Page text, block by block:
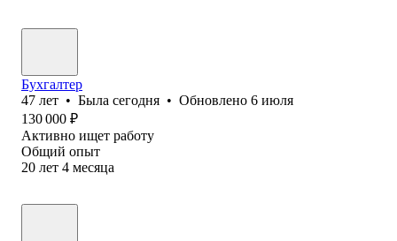
Бухгалтер
47 лет • Была сегодня • Обновлено 6 июля
130 000 ₽
Активно ищет работу
Общий опыт
20 лет 4 месяца